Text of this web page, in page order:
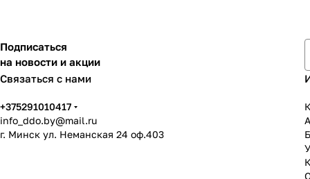
Подписаться
на новости и акции
Связаться с нами
+375291010417
info_ddo.by@mail.ru
г. Минск ул. Неманская 24 оф.403